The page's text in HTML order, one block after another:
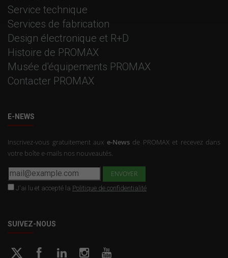
Service technique
Services de fabrication
Design électronique et R+D
Histoire de PROMAX
Musée d'équipements PROMAX
Contacter PROMAX
E-NEWS
Inscrivez-vous gratuitement aux e-Newsde PROMAX et recevez dans
votre boîte e-mails nos nouveautés.
J'ai lu et accepté la Politique de confidentialité
SUIVEZ-NOUS